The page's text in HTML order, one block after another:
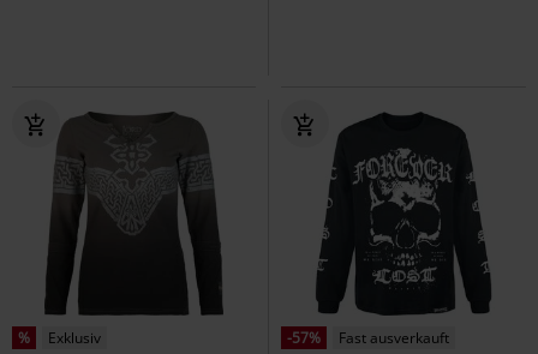
% Exklusiv -57%
Fast ausverkauft